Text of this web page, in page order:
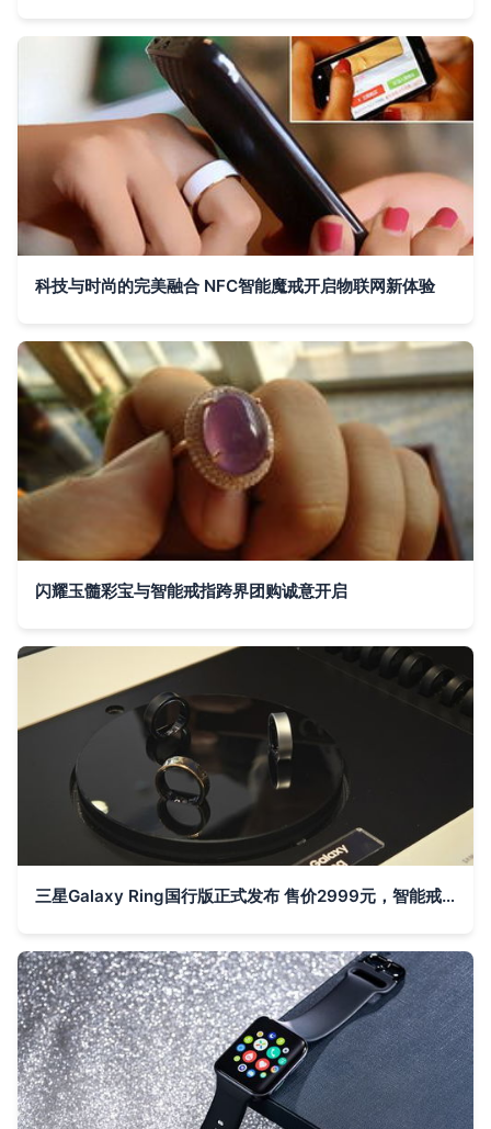
科技与时尚的完美融合 NFC智能魔戒开启物联网新体验
闪耀玉髓彩宝与智能戒指跨界团购诚意开启
三星Galaxy Ring国行版正式发布 售价2999元，智能戒指掀起健康监测新浪潮